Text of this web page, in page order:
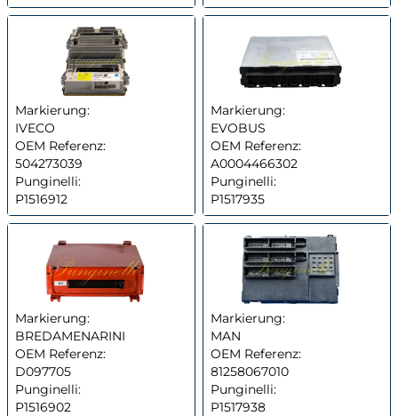
Markierung:
IVECO
OEM Referenz:
504273039
Punginelli:
P1516912
Markierung:
EVOBUS
OEM Referenz:
A0004466302
Punginelli:
P1517935
Markierung:
BREDAMENARINI
OEM Referenz:
D097705
Punginelli:
P1516902
Markierung:
MAN
OEM Referenz:
81258067010
Punginelli:
P1517938